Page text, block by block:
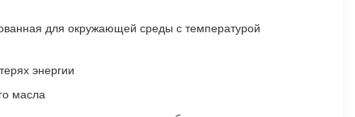
для окружающей среды с температурой
энергии
масла